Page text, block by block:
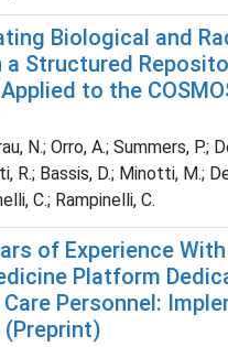
Biological and
a Structured
to the
N.; Orro, A.; Summers, P.;
R.; Bassis, D.; Minotti, M.;
C.; Rampinelli, C.
of Experience
Platform
Care Personnel:
(Preprint)